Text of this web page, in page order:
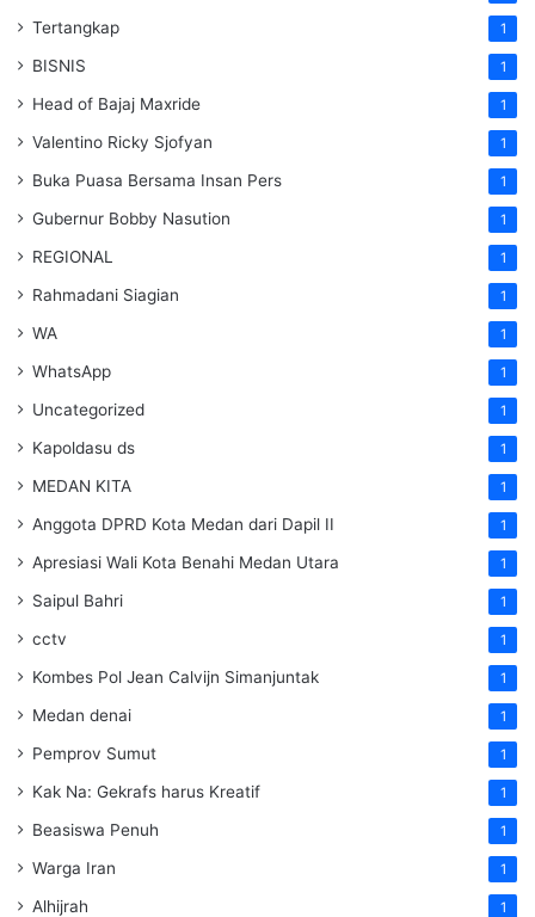
Tertangkap 1
BISNIS 1
Head of Bajaj Maxride 1
Valentino Ricky Sjofyan 1
Buka Puasa Bersama Insan Pers 1
Gubernur Bobby Nasution 1
REGIONAL 1
Rahmadani Siagian 1
WA 1
WhatsApp 1
Uncategorized 1
Kapoldasu ds 1
MEDAN KITA 1
Anggota DPRD Kota Medan dari Dapil II 1
Apresiasi Wali Kota Benahi Medan Utara 1
Saipul Bahri 1
cctv 1
Kombes Pol Jean Calvijn Simanjuntak 1
Medan denai 1
Pemprov Sumut 1
Kak Na: Gekrafs harus Kreatif 1
Beasiswa Penuh 1
Warga Iran 1
Alhijrah 1